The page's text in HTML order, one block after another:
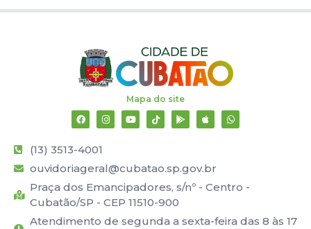
Mapa do site
(13) 3513-4001
ouvidoriageral@cubatao.sp.gov.br
Praça dos Emancipadores, s/nº - Centro -
Cubatão/SP - CEP 11510-900
Atendimento de segunda a sexta-feira das 8 às 17